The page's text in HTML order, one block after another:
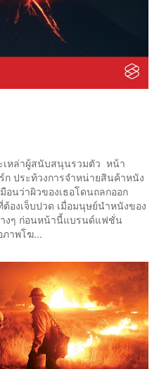
เหล่าผู้สนับสนุนรวมตัว หน้า
ประท้วงการจำหน่ายสินค้าหนัง
นว่าผิวของเธอโดนถลกออก
องเจ็บปวด เมื่อมนุษย์นำหนังของ
งๆ ก่อนหน้านี้แบรนด์แฟชั่น
าพโฆ...